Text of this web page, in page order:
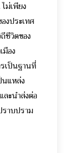
ม่เพียง
งประเทศ
ชีวิตของ
มือง
เป็นฐานที่
นแหล่ง
ะนำส่งต่อ
าบปราม